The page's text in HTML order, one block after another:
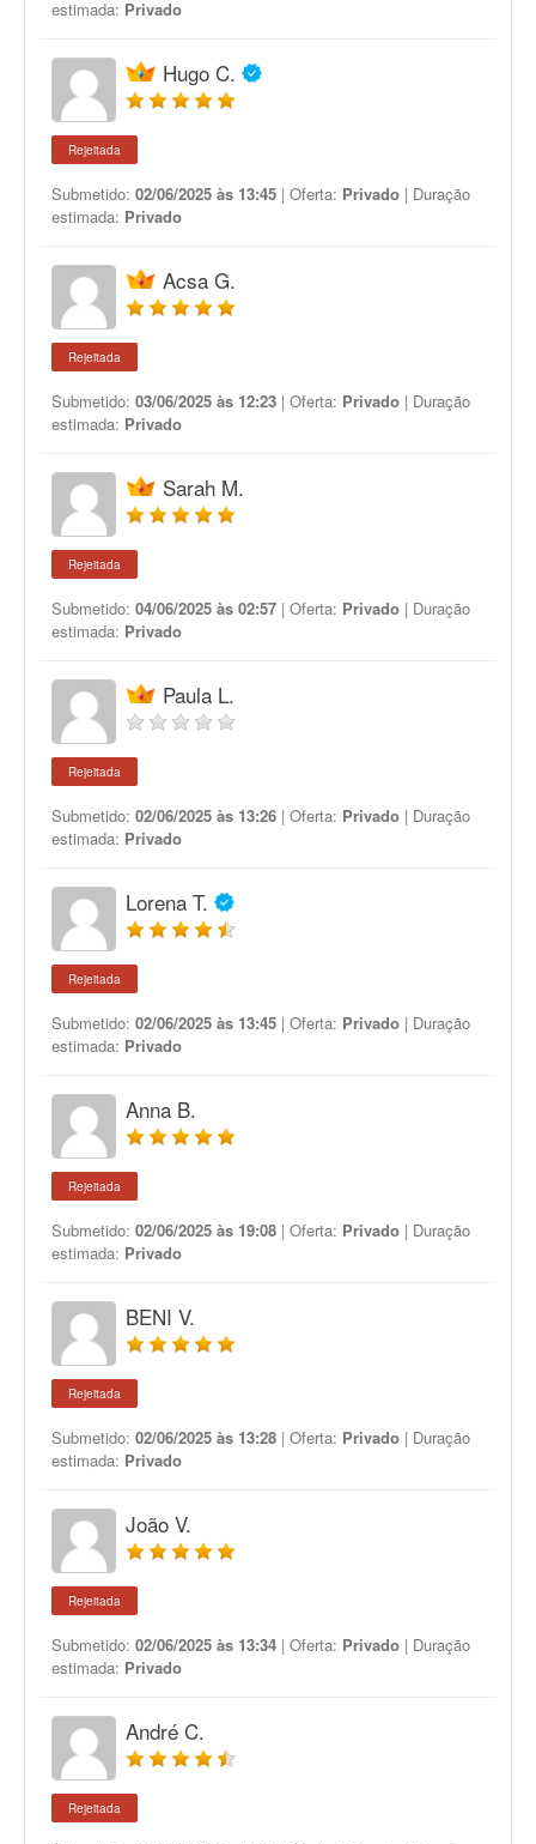
estimada: Privado
Hugo C.
Rejeitada
Submetido: 02/06/2025 às 13:45 | Oferta: Privado | Duração
estimada: Privado
Acsa G.
Rejeitada
Submetido: 03/06/2025 às 12:23 | Oferta: Privado | Duração
estimada: Privado
Sarah M.
Rejeitada
Submetido: 04/06/2025 às 02:57 | Oferta: Privado | Duração
estimada: Privado
Paula L.
Rejeitada
Submetido: 02/06/2025 às 13:26 | Oferta: Privado | Duração
estimada: Privado
Lorena T.
Rejeitada
Submetido: 02/06/2025 às 13:45 | Oferta: Privado | Duração
estimada: Privado
Anna B.
Rejeitada
Submetido: 02/06/2025 às 19:08 | Oferta: Privado | Duração
estimada: Privado
BENI V.
Rejeitada
Submetido: 02/06/2025 às 13:28 | Oferta: Privado | Duração
estimada: Privado
João V.
Rejeitada
Submetido: 02/06/2025 às 13:34 | Oferta: Privado | Duração
estimada: Privado
André C.
Rejeitada